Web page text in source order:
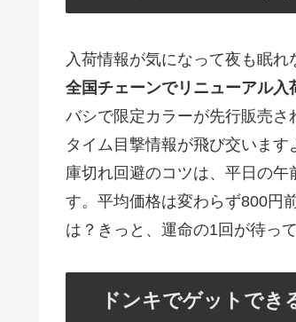
入荷情報が気になって夜も眠
全国チェーンでリニューアル入
バシで限定カラーが先行販売
タイム目撃情報が飛び交いま
庫切れ回避のコツは、平日の
す。平均価格は変わらず800円
は？きっと、運命の1回が待っ
ドンキでゲットでき